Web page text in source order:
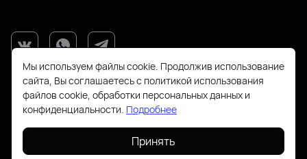
Мы используем файлы cookie. Продолжив использование
сайта, Вы соглашаетесь с политикой использования
файлов cookie, обработки персональных данных и
конфиденциальности. Подробнее
Принять